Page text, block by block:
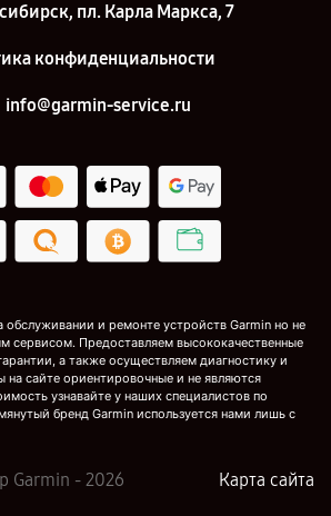
пл. Карла Маркса, 7
конфиденциальности
info@garmin-service.ru
и ремонте устройств Garmin но не
сервисом. Предоставляем высококачественные
а также осуществляем диагностику и
на сайте ориентировочные и не являются
узнавайте у наших специалистов по
бренд Garmin используется нами лишь с
Garmin - 2026 Карта сайта